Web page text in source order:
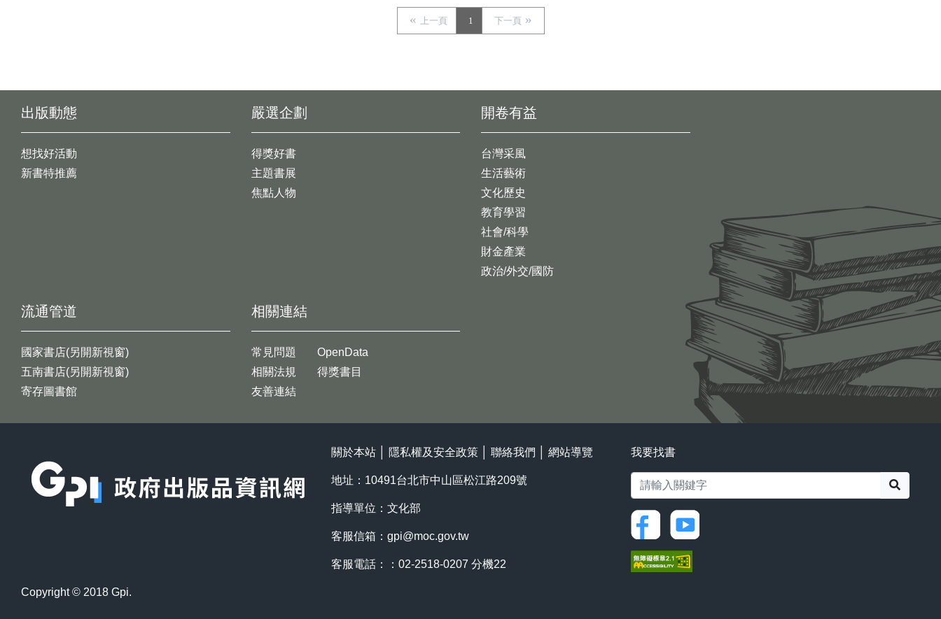
上一頁 1 下一頁
出版動態
想找好活動
新書特推薦
開卷有益
台灣采風
生活藝術
文化歷史
教育學習
社會/科學
財金產業
政治/外交/國防
嚴選企劃
得獎好書
主題書展
焦點人物
流通管道
國家書店(另開新視窗)
五南書店(另開新視窗)
寄存圖書館
相關連結
常見問題
相關法規
友善連結
OpenData
得獎書目
關於本站 隱私權及安全政策 聯絡我們 網站導覽
地址：10491台北市中山區松江路209號
指導單位：文化部
客服信箱： gpi@moc.gov.tw
客服電話：：02-2518-0207 分機22
我要找書
Copyright © 2018 Gpi.